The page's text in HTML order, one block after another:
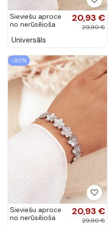
Sieviešu aproce
no nerūsējoša
krāsā
20,93 €
29,90 €
Universāls
-30%
Sieviešu aproce
no nerūsējoša
20,93 €
29,90 €